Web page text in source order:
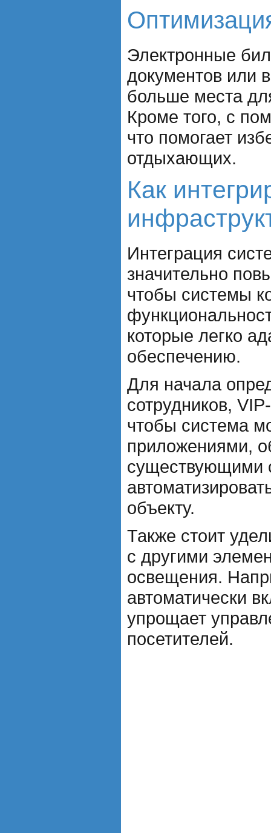
Электронные
документов или
больше места
Кроме того, с
что помогает
отдыхающих.
Как
Интеграция
значительно
чтобы системы
которые легко
обеспечению.
Для начала
сотрудников,
чтобы система
приложениями,
существующими
объекту.
Также стоит
с другими
освещения.
автоматически
упрощает
посетителей.